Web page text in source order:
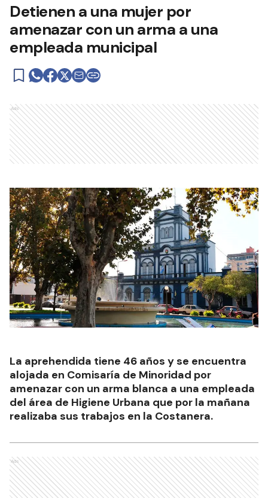
Detienen a una mujer por
amenazar con un arma a una
empleada municipal
Ads
La aprehendida tiene 46 años y se encuentra
alojada en Comisaría de Minoridad por
amenazar con un arma blanca a una empleada
del área de Higiene Urbana que por la mañana
realizaba sus trabajos en la Costanera.
Ads